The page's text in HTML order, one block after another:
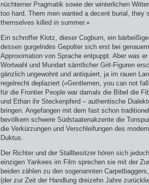
nüchterner Pragmatik sowie der winterlichen
too hard. Them men wanted a decent burial, they
themselves killed in summer.«
Ein schroffer Klotz, dieser Cogburn, ein
dessen gurgelndes Gepolter sich erst bei
Approximation von Sprache entpuppt. Aber was
Wortwahl und Mundart sämtlicher Grit-Figuren
gänzlich ungewohnt und antiquiert, ja im rauen
regelrecht deplaziert (»Gentlemen, you can not
für die Frontier People war damals die Bibel die
und Ethan ihr Steckenpferd – authentische
bringen. Angefangen mit dem fast schon
bevölkern schwere Südstaatenakzente die
die Verkürzungen und Verschleifungen des
Duktus.
Der Richter und der Stallbesitzer hören sich
einzigen Yankees im Film sprechen sie mit der
beiden zählen zu den sogenannten
(der zur Zeit der Handlung dreizehn Jahre